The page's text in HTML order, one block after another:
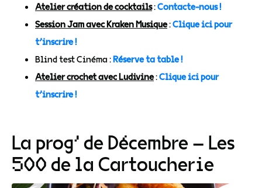
Atelier création de cocktails:Contacte-nous !
Session Jam avec Kraken Musique:Clique ici pour
t’inscrire !
Blind test Cinéma :Réserve ta table !
Atelier crochet avec Ludivine:Clique ici pour
t’inscrire !
La prog’ de Décembre – Les
500 de la Cartoucherie